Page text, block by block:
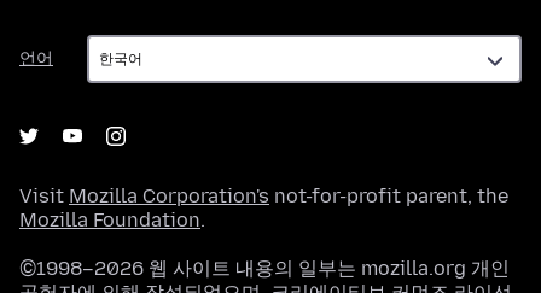
언어
언
어
Visit Mozilla Corporation's not-for-profit parent, the
Mozilla Foundation.
©1998–2026 웹 사이트 내용의 일부는 mozilla.org 개인